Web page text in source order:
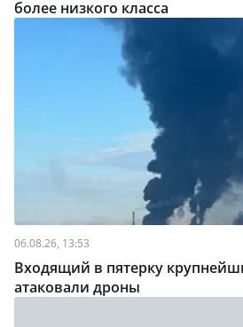
более низкого класса
06.08.26, 13:53
Входящий в пятерку
атаковали дроны